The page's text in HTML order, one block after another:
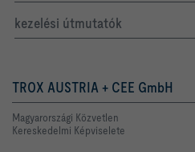
kezelési útmutatók
TROX AUSTRIA + CEE GmbH
Magyarországi Közvetlen
Kereskedelmi Képviselete